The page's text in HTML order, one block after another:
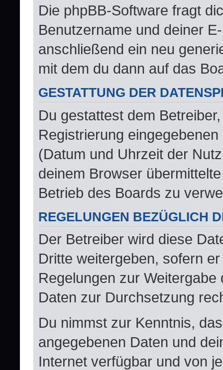
Die phpBB-Software fragt
Benutzername und deiner
anschließend ein neu
mit dem du dann auf das
GESTATTUNG DER
Du gestattest dem
Registrierung
(Datum und Uhrzeit der
deinem Browser
Betrieb des Boards zu
REGELUNGEN BEZÜGLICH
Der Betreiber wird diese
Dritte weitergeben, sofern
Regelungen zur
Daten zur Durchsetzung
Du nimmst zur Kenntnis,
angegebenen Daten und
Internet verfügbar und von